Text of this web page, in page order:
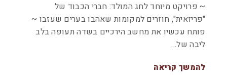
~ פרויקט מיוחד לחג המולד: חברי הכבוד של
"פריזאית", חוזרים למקומות שאהבו בערים שעזבו ~
פותח עכשיו את מחשב הירכיים בשדה תעופה בלב
ליבה של…
להמשך קריאה